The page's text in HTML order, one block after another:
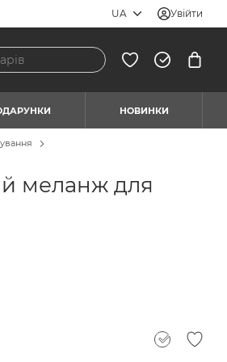
UA Увійти
НОВИНКИ
меланж для